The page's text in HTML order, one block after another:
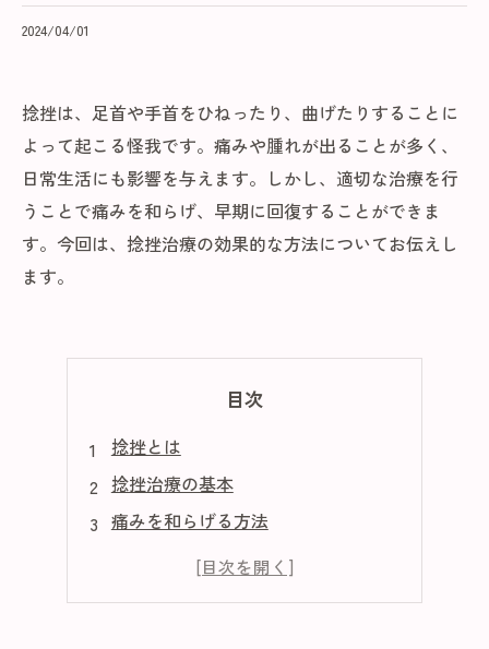
2024/04/01
捻挫は、足首や手首をひねったり、曲げたりすることに
よって起こる怪我です。痛みや腫れが出ることが多く、
日常生活にも影響を与えます。しかし、適切な治療を行
うことで痛みを和らげ、早期に回復することができま
す。今回は、捻挫治療の効果的な方法についてお伝えし
ます。
目次
捻挫とは
捻挫治療の基本
痛みを和らげる方法
回復を促進する方法